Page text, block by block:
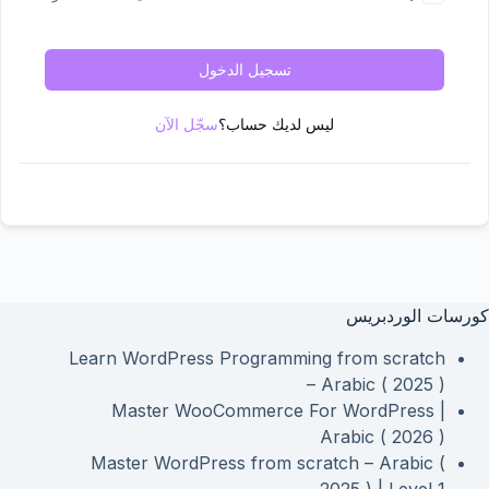
تسجيل الدخول
ليس لديك حساب؟سجّل الآن
كورسات الوردبريس
Learn WordPress Programming from scratch
– Arabic ( 2025 )
Master WooCommerce For WordPress |
Arabic ( 2026 )
Master WordPress from scratch – Arabic (